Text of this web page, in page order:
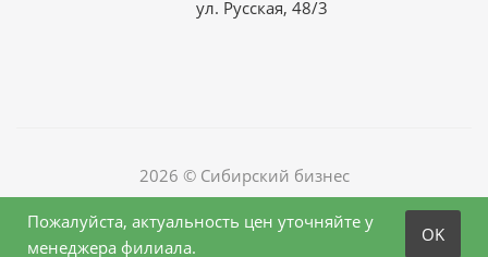
ул. Русская, 48/3
2026 © Сибирский бизнес
Пожалуйста, актуальность цен уточняйте у
менеджера филиала.
OK